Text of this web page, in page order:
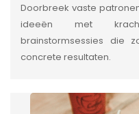
Doorbreek vaste
ideeën met
brainstormsessies die
concrete resultaten.